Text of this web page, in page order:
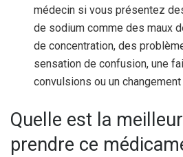
médecin si vous présentez
de sodium comme des maux
de concentration, des
sensation de confusion, une
convulsions ou un changement
Quelle est la
prendre ce